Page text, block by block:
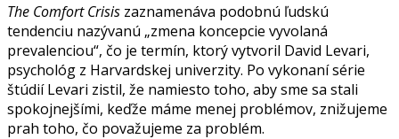
The Comfort Crisis zaznamenáva podobnú ľudskú
tendenciu nazývanú „zmena koncepcie vyvolaná
prevalenciou“, čo je termín, ktorý vytvoril David Levari,
psychológ z Harvardskej univerzity. Po vykonaní série
štúdií Levari zistil, že namiesto toho, aby sme sa stali
spokojnejšími, keďže máme menej problémov, znižujeme
prah toho, čo považujeme za problém.